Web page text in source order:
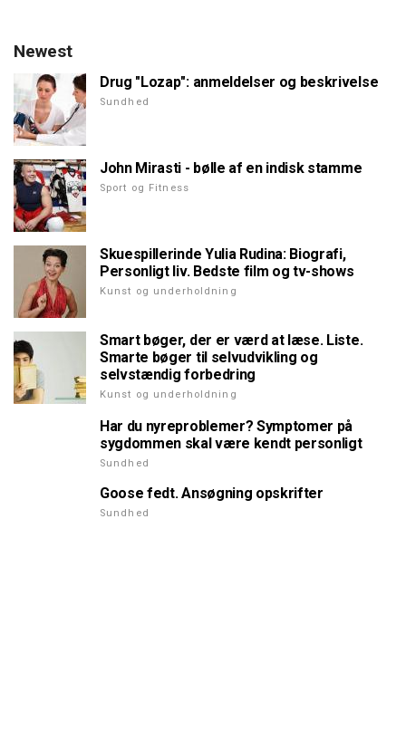
Newest
Drug "Lozap": anmeldelser og beskrivelse
Sundhed
John Mirasti - bølle af en indisk stamme
Sport og Fitness
Skuespillerinde Yulia Rudina: Biografi,
Personligt liv. Bedste film og tv-shows
Kunst og underholdning
Smart bøger, der er værd at læse. Liste.
Smarte bøger til selvudvikling og
selvstændig forbedring
Kunst og underholdning
Har du nyreproblemer? Symptomer på
sygdommen skal være kendt personligt
Sundhed
Goose fedt. Ansøgning opskrifter
Sundhed